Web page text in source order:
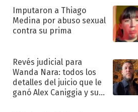
Imputaron a Thiago
Medina por abuso sexual
contra su prima
Revés judicial para
Wanda Nara: todos los
detalles del juicio que le
ganó Alex Caniggia y sus